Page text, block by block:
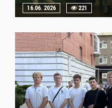
16.06. 2026 221